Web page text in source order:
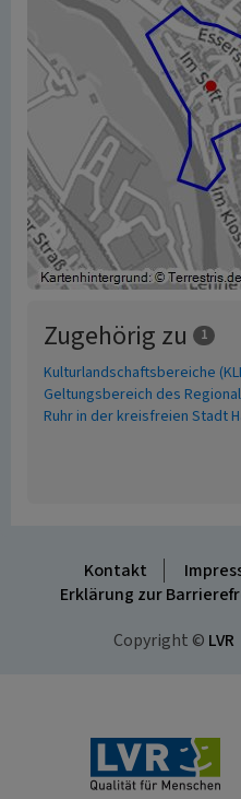
Zugehörig zu 1
Kulturlandschaftsbereiche
Geltungsbereich des
Ruhr in der kreisfreien Stadt
Kontakt
Erklärung zur
Copyright © LVR